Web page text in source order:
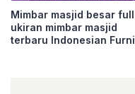
Mimbar masjid besar full
ukiran mimbar masjid
terbaru Indonesian Furni